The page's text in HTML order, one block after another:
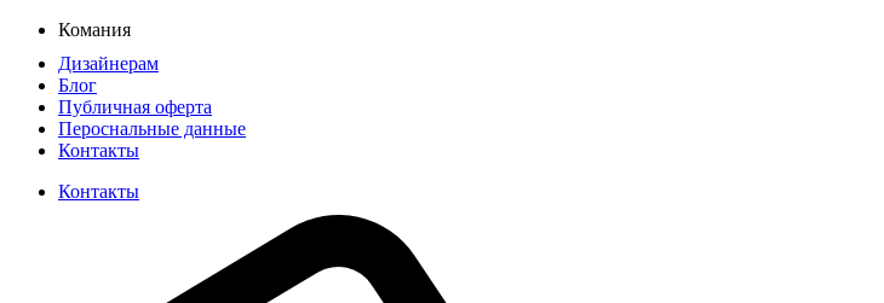
Комания
Дизайнерам
Блог
Публичная оферта
Пероснальные данные
Контакты
Контакты